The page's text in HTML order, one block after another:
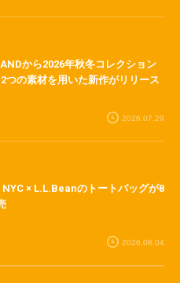
から2026年秋冬コレクション
つの素材を用いた新作がリリース
2026.07.29
× L.L.Beanのトートバッグが8
2026.08.04